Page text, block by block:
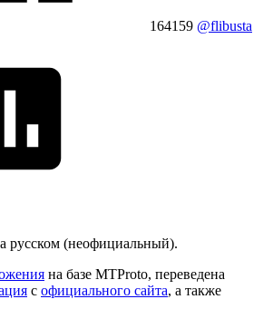
164159 @flibusta
русском (неофициальный).
на базе MTProto, переведена
с официального сайта, а также